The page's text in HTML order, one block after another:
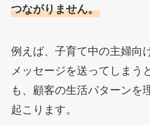
つながりません。
例えば、子育て中の主婦向
メッセージを送ってしまう
も、顧客の生活パターンを
起こります。